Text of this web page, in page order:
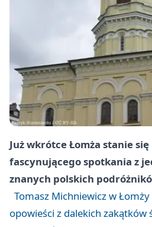
Już wkrótce Łomża stanie
fascynującego spotkania z
znanych polskich
Tomasz Michniewicz w
opowieści z dalekich zakątków